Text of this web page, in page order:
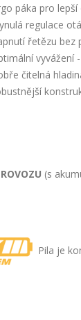
páka pro lepší
regulace
řetězu bez
vyvážení
čitelná
(s
Pila je